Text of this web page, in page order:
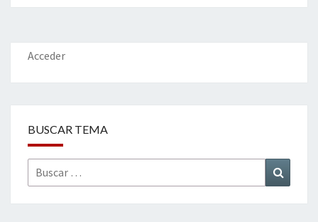
o
o
k
er dI
n
l
p
ar
Acceder
BUSCAR TEMA
Buscar
por: